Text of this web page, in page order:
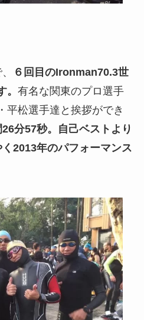
６回目のIronman70.3世
有名な関東のプロ選手
平松選手達と挨拶ができ
分57秒。自己ベストより
2013年のパフォーマンス